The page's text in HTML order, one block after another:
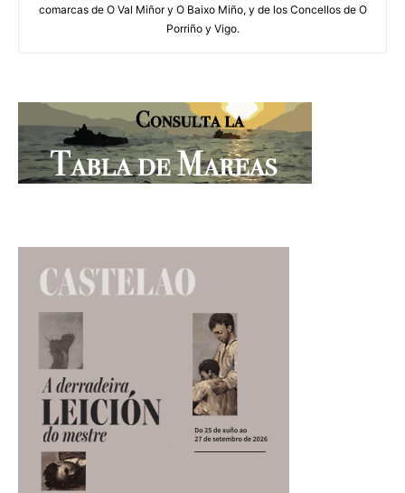
comarcas de O Val Miñor y O Baixo Miño, y de los Concellos de O
Porriño y Vigo.